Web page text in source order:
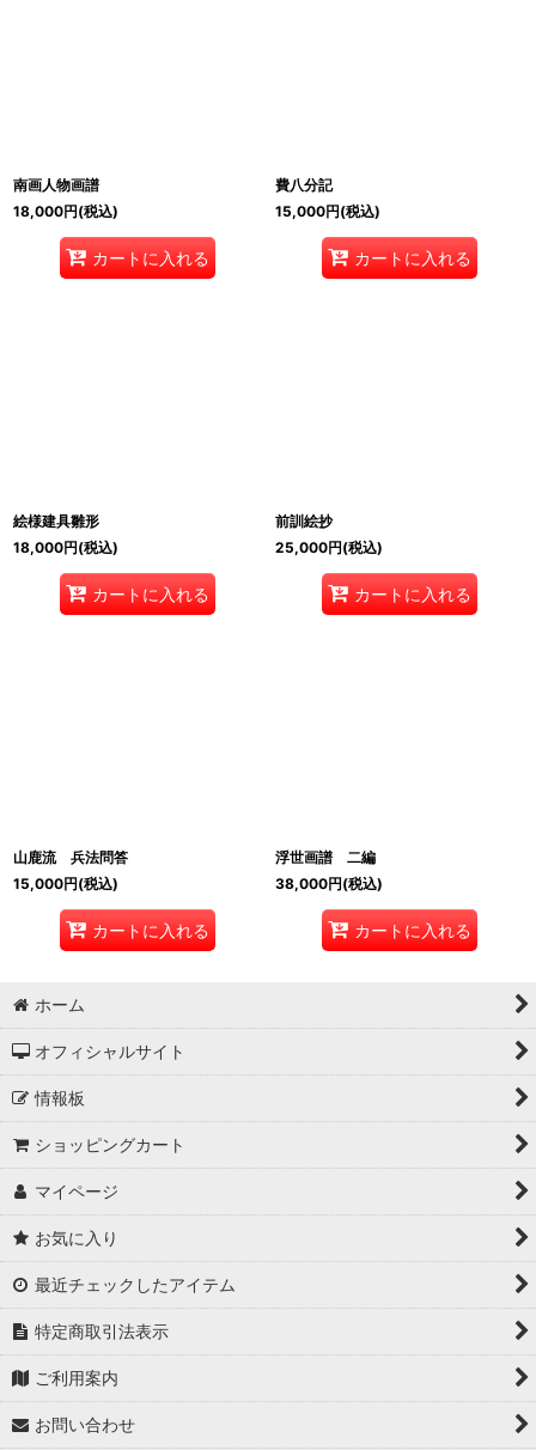
南画人物画譜
18,000円(税込)
カートに入れる
費八分記
15,000円(税込)
カートに入れる
絵様建具雛形
18,000円(税込)
カートに入れる
前訓絵抄
25,000円(税込)
カートに入れる
山鹿流 兵法問答
15,000円(税込)
カートに入れる
浮世画譜 二編
38,000円(税込)
カートに入れる
ホーム
オフィシャルサイト
情報板
ショッピングカート
マイページ
お気に入り
最近チェックしたアイテム
特定商取引法表示
ご利用案内
お問い合わせ